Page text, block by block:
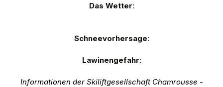
Das Wetter:
Schneevorhersage:
Lawinengefahr:
Informationen der Skiliftgesellschaft Chamrousse -